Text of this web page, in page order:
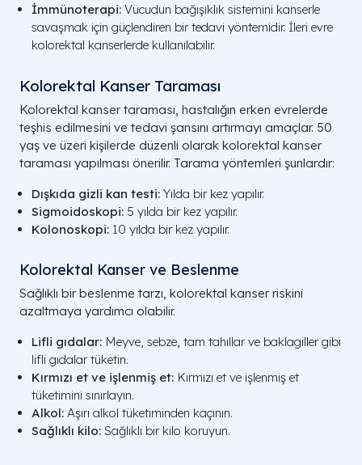
İmmünoterapi: Vücudun bağışıklık sistemini kanserle
savaşmak için güçlendiren bir tedavi yöntemidir. İleri evre
kolorektal kanserlerde kullanılabilir.
Kolorektal Kanser Taraması
Kolorektal kanser taraması, hastalığın erken evrelerde
teşhis edilmesini ve tedavi şansını artırmayı amaçlar. 50
yaş ve üzeri kişilerde düzenli olarak kolorektal kanser
taraması yapılması önerilir. Tarama yöntemleri şunlardır:
Dışkıda gizli kan testi: Yılda bir kez yapılır.
Sigmoidoskopi: 5 yılda bir kez yapılır.
Kolonoskopi: 10 yılda bir kez yapılır.
Kolorektal Kanser ve Beslenme
Sağlıklı bir beslenme tarzı, kolorektal kanser riskini
azaltmaya yardımcı olabilir.
Lifli gıdalar: Meyve, sebze, tam tahıllar ve baklagiller gibi
lifli gıdalar tüketin.
Kırmızı et ve işlenmiş et: Kırmızı et ve işlenmiş et
tüketimini sınırlayın.
Alkol: Aşırı alkol tüketiminden kaçının.
Sağlıklı kilo: Sağlıklı bir kilo koruyun.